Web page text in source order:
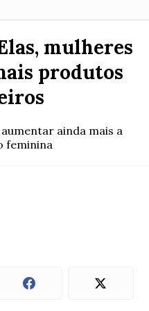
mulheres
produtos
ainda mais a
feminina